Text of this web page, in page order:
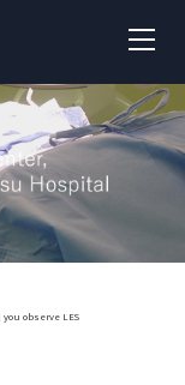
you observe LES